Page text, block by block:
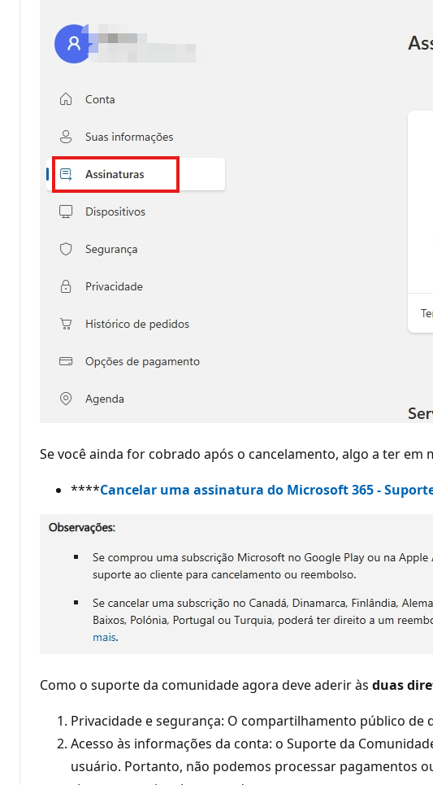
Se você ainda for cobrado após o cancelamento, algo a ter em
****Cancelar uma assinatura do Microsoft 365 -
Como o suporte da comunidade agora deve aderir às duas
Privacidade e segurança: O compartilhamento público
Acesso às informações da conta: o Suporte da
usuário. Portanto, não podemos processar pagamentos